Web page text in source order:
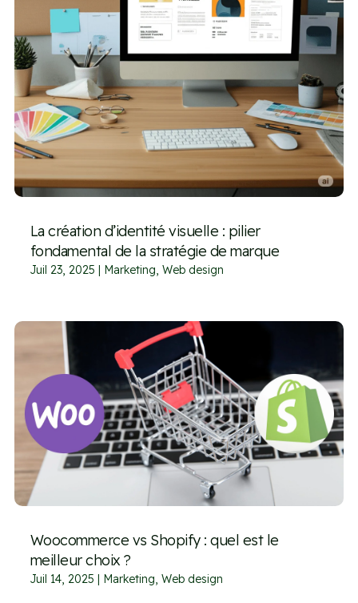
La création d’identité visuelle : pilier
fondamental de la stratégie de marque
Juil 23, 2025 Marketing, Web design
Woocommerce vs Shopify : quel est le
meilleur choix ?
Juil 14, 2025 Marketing, Web design